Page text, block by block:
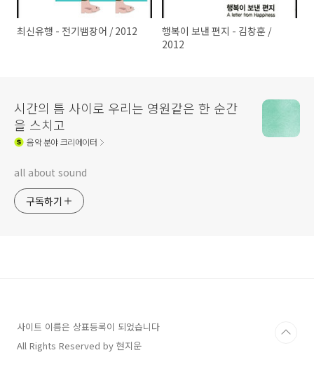
최신유행 - 전기뱀장어 / 2012
행복이 보낸 편지 - 김창훈 /
2012
시간의 틈 사이로 우리는 영원같은 한 순간
을 스치고
음악분야 크리에이터
all about sound
구독하기
사이트 이름은 상표등록이 되었습니다
All Rights Reserved by 현지운